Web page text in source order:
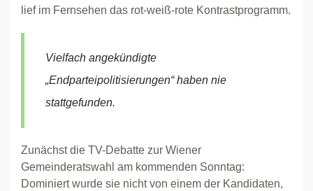
lief im Fernsehen das rot-weiß-rote Kontrastprogramm.
Vielfach angekündigte
„Endparteipolitisierungen“ haben nie
stattgefunden.
Zunächst die TV-Debatte zur Wiener
Gemeinderatswahl am kommenden Sonntag:
Dominiert wurde sie nicht von einem der Kandidaten,